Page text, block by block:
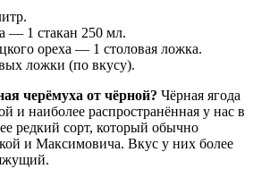
— 1 стакан 250 мл.
ореха — 1 столовая ложка.
ложки (по вкусу).
черёмуха от чёрной? Чёрная ягода
и наиболее распространённая у нас в
редкий сорт, который обычно
и Максимовича. Вкус у них более